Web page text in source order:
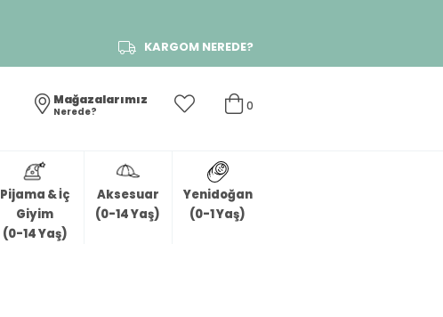
KARGOM NEREDE?
0
Mağazalarımız
Nerede?
Pijama & İç
Giyim
(0-14 Yaş)
Aksesuar
(0-14 Yaş)
Yenidoğan
(0-1 Yaş)